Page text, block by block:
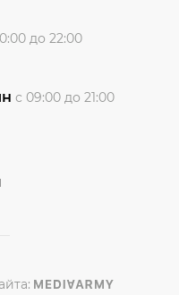
до 22:00
с 09:00 до 21:00